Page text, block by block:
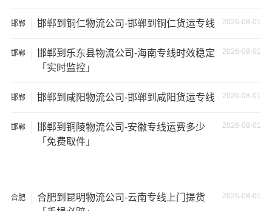
温馨提示
邯郸 2026-08-01
邯郸到铜仁物流公司-邯郸到铜仁货运专线
邯郸 2026-08-01
邯郸到乐东县物流公司-海南专线时效稳定
「实时监控」
邯郸 2026-08-01
邯郸到咸阳物流公司-邯郸到咸阳货运专线
邯郸 2026-08-01
邯郸到铜陵物流公司-安徽专线运费多少
「免费取件」
合肥 2026-08-01
合肥到昆明物流公司-云南专线上门提货